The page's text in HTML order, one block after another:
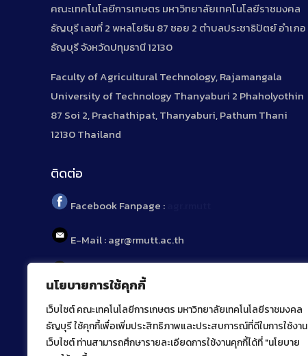
นโยบายการใช้คุกกี้
เว็บไซต์ คณะเทคโนโลยีการเกษตร มหาวิทยาลัยเทคโนโลยีราชมงคล
ธัญบุรี ใช้คุกกี้เพื่อเพิ่มประสิทธิภาพและประสบการณ์ที่ดีในการใช้งาน
เว็บไซต์ ท่านสามารถศึกษารายละเอียดการใช้งานคุกกี้ได้ที่ "นโยบาย
คณะเทคโนโลยีการเกษตร มหาวิทยาลัยเทคโนโลยีราชมงคล
ธัญบุรี เลขที่ 2 พหลโยธิน 87 ซอย 2 ตำบลประชาธิปัตย์ อำเภอ
ธัญบุรี จังหวัดปทุมธานี 12130
Faculty of Agricultural Technology, Rajamangala
University of Technology Thanyaburi 2 Phaholyothin
87 Soi 2, Prachathipat, Thanyaburi, Pathum Thani
12130 Thailand
ติดต่อ
Facebook Fanpage :
E-Mail : agr@rmutt.ac.th
Tel : 02 592 1955